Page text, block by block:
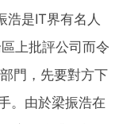
浩是IT界有名人
上批評公司而令
門，先要對方下
。由於梁振浩在